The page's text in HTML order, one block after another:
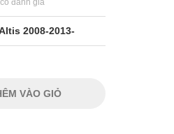
đánh giá
2008-2013-
VÀO GIỎ